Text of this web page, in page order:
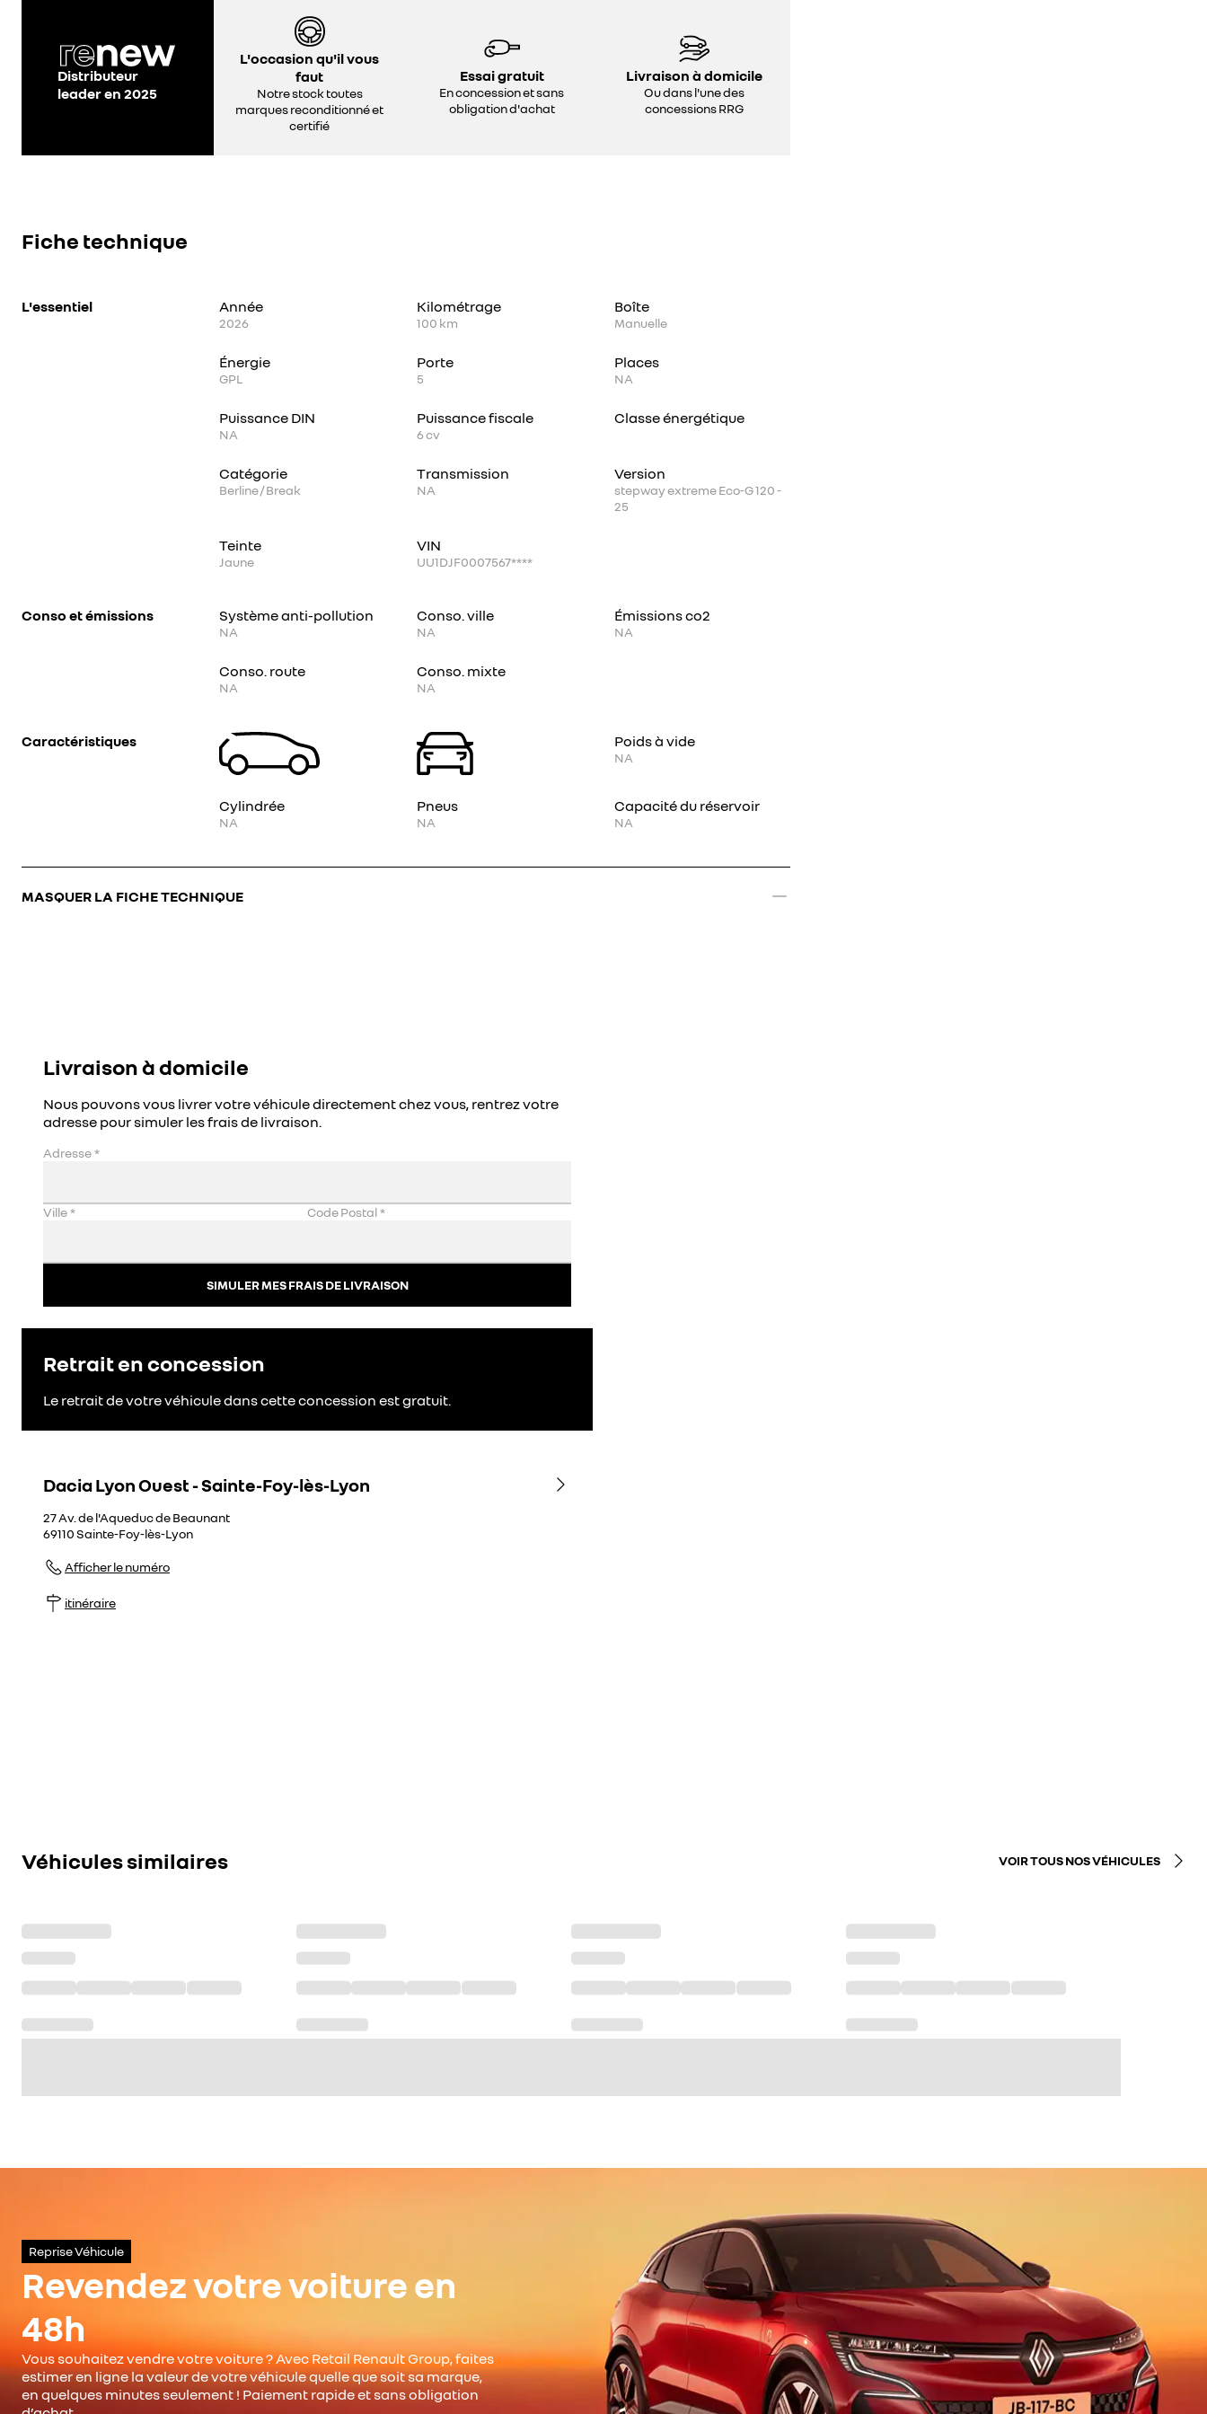
Distributeur
leader en 2025
L'occasion qu'il vous
faut
Notre stock toutes
marques reconditionné et
certifié
Essai gratuit
En concession et sans
obligation d'achat
Livraison à domicile
Ou dans l'une des
concessions RRG
Fiche technique
MASQUER LA FICHE TECHNIQUE
L'essentiel Année
2026
Kilométrage
100 km
Boîte
Manuelle
Énergie
GPL
Porte
5
Places
NA
Puissance DIN
NA
Puissance fiscale
6cv
Classe énergétique
Catégorie
Berline / Break
Transmission
NA
Version
stepway extreme Eco-G 120 -
25
Teinte
Jaune
VIN
UU1DJF0007567****
Conso et émissions Système anti-pollution
NA
Conso. ville
NA
Émissions co2
NA
Conso. route
NA
Conso. mixte
NA
Caractéristiques Poids à vide
NA
Cylindrée
NA
Pneus
NA
Capacité du réservoir
NA
Livraison à domicile
Nous pouvons vous livrer votre véhicule directement chez vous, rentrez votre
adresse pour simuler les frais de livraison.
Adresse*
Ville* Code Postal*
SIMULER MES FRAIS DE LIVRAISON
Retrait en concession
Le retrait de votre véhicule dans cette concession est gratuit.
Dacia Lyon Ouest - Sainte-Foy-lès-Lyon
27 Av. de l'Aqueduc de Beaunant
69110Sainte-Foy-lès-Lyon
Afficher le numéro
itinéraire
Véhicules similaires VOIR TOUS NOS VÉHICULES
Reprise Véhicule
Revendez votre voiture en
48h
Vous souhaitez vendre votre voiture ? Avec Retail Renault Group, faites
estimer en ligne la valeur de votre véhicule quelle que soit sa marque,
en quelques minutes seulement ! Paiement rapide et sans obligation